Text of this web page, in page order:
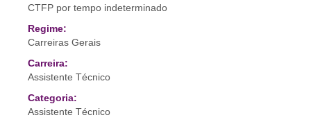
CTFP por tempo indeterminado
Regime:
Carreiras Gerais
Carreira:
Assistente Técnico
Categoria:
Assistente Técnico